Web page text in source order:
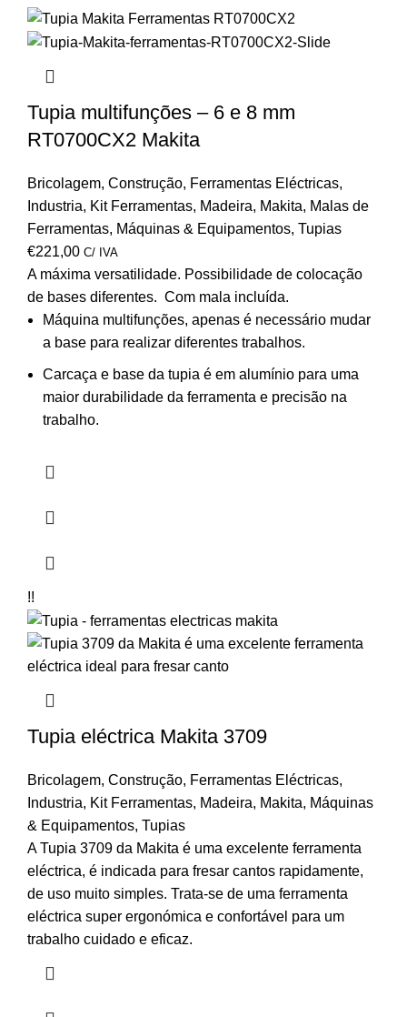
Tupia multifunções – 6 e 8 mm
RT0700CX2 Makita
Bricolagem, Construção, Ferramentas Eléctricas,
Industria, Kit Ferramentas, Madeira, Makita, Malas de
Ferramentas, Máquinas & Equipamentos, Tupias
€221,00 C/ IVA
A máxima versatilidade. Possibilidade de colocação
de bases diferentes. Com mala incluída.
Máquina multifunções, apenas é necessário mudar
a base para realizar diferentes trabalhos.
Carcaça e base da tupia é em alumínio para uma
maior durabilidade da ferramenta e precisão na
trabalho.
!!
Tupia eléctrica Makita 3709
Bricolagem, Construção, Ferramentas Eléctricas,
Industria, Kit Ferramentas, Madeira, Makita, Máquinas
& Equipamentos, Tupias
A Tupia 3709 da Makita é uma excelente ferramenta
eléctrica, é indicada para fresar cantos rapidamente,
de uso muito simples. Trata-se de uma ferramenta
eléctrica super ergonómica e confortável para um
trabalho cuidado e eficaz.